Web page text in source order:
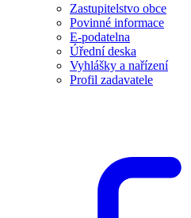
Zastupitelstvo obce
Povinné informace
E-podatelna
Úřední deska
Vyhlášky a nařízení
Profil zadavatele